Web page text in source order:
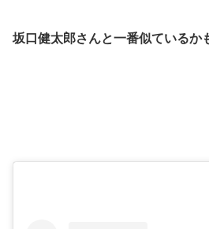
坂口健太郎さんと一番似ているか